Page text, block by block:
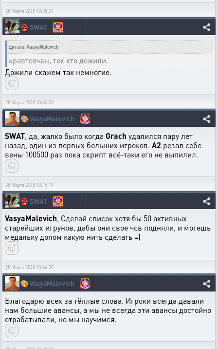
28 Марта 2018 10:38:31
👺SWAT
Цитата: VasyaMalevich
кравтовчан, тех кто дожили.
Дожили скажем так немногие.
28 Марта 2018 10:40:03
🎨VasyaMalevich
SWAT , да, жалко было когда Grach удалился пару лет
назад, один из первых больших игроков. А2 резал себе
вены 100500 раз пока скрипт всё-таки его не выпилил.
28 Марта 2018 10:45:19
👺SWAT
VasyaMalevich , Сделай список хотя бы 50 активных
старейших игрунов, дабы они свое чсв подняли, и могешь
медальку допом какую нить сделать =)
28 Марта 2018 10:46:35
🎨VasyaMalevich
Благодарю всех за тёплые слова. Игроки всегда давали
нам большие авансы, а мы не всегда эти авансы достойно
отрабатывали, но мы научимся.